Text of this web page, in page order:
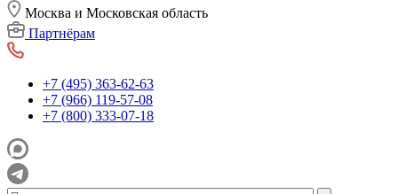
Москва и Московская область
Партнёрам
+7 (495) 363-62-63
+7 (966) 119-57-08
+7 (800) 333-07-18